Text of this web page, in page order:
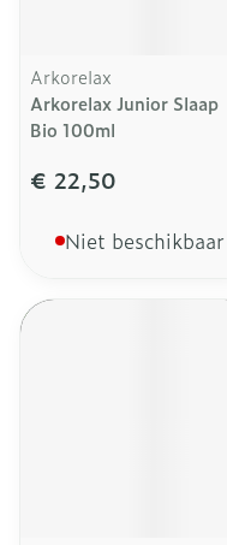
Arkorelax
Arkorelax Junior Slaap
Bio 100ml
€ 22,50
Niet beschikbaar